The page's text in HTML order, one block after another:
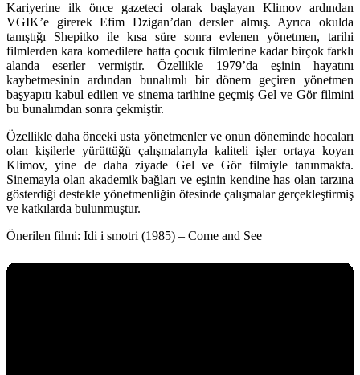
Kariyerine ilk önce gazeteci olarak başlayan Klimov ardından
VGIK’e girerek Efim Dzigan’dan dersler almış. Ayrıca okulda
tanıştığı Shepitko ile kısa süre sonra evlenen yönetmen, tarihi
filmlerden kara komedilere hatta çocuk filmlerine kadar birçok farklı
alanda eserler vermiştir. Özellikle 1979’da eşinin hayatını
kaybetmesinin ardından bunalımlı bir dönem geçiren yönetmen
başyapıtı kabul edilen ve sinema tarihine geçmiş Gel ve Gör filmini
bu bunalımdan sonra çekmiştir.
Özellikle daha önceki usta yönetmenler ve onun döneminde hocaları
olan kişilerle yürüttüğü çalışmalarıyla kaliteli işler ortaya koyan
Klimov, yine de daha ziyade Gel ve Gör filmiyle tanınmakta.
Sinemayla olan akademik bağları ve eşinin kendine has olan tarzına
gösterdiği destekle yönetmenliğin ötesinde çalışmalar gerçekleştirmiş
ve katkılarda bulunmuştur.
Önerilen filmi: Idi i smotri (1985) – Come and See